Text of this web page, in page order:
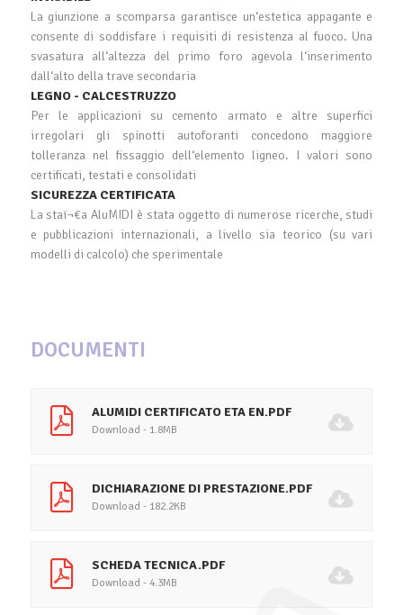
La giunzione a scomparsa garantisce un‘estetica appagante e
consente di soddisfare i requisiti di resistenza al fuoco. Una
svasatura all‘altezza del primo foro agevola l‘inserimento
dall‘alto della trave secondaria
LEGNO - CALCESTRUZZO
Per le applicazioni su cemento armato e altre superfici
irregolari gli spinotti autoforanti concedono maggiore
tolleranza nel fissaggio dell‘elemento ligneo. I valori sono
certificati, testati e consolidati
SICUREZZA CERTIFICATA
La staï¬€a AluMIDI è stata oggetto di numerose ricerche, studi
e pubblicazioni internazionali, a livello sia teorico (su vari
modelli di calcolo) che sperimentale
DOCUMENTI
ALUMIDI CERTIFICATO ETA EN.PDF
Download - 1.8MB
DICHIARAZIONE DI PRESTAZIONE.PDF
Download - 182.2KB
SCHEDA TECNICA.PDF
Download - 4.3MB